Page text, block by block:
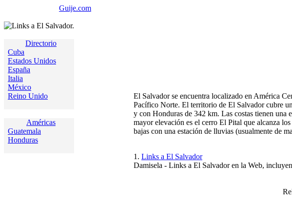
Guije.com
Directorio
Cuba
Estados Unidos
España
Italia
México
Reino Unido
Américas
Guatemala
Honduras
El Salvador se encuentra localizado en América
Pacífico Norte. El territorio de El Salvador cubre
y con Honduras de 342 km. Las costas tienen una
mayor elevación es el cerro El Pital que alcanza
bajas con una estación de lluvias (usualmente de
1. Links a El Salvador
Damisela - Links a El Salvador en la Web,